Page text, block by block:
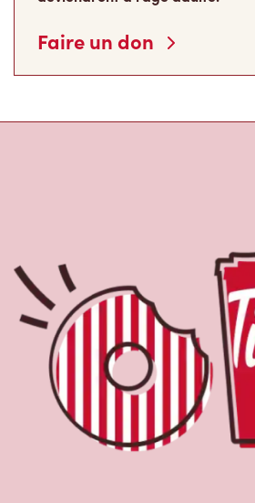
Faire un don